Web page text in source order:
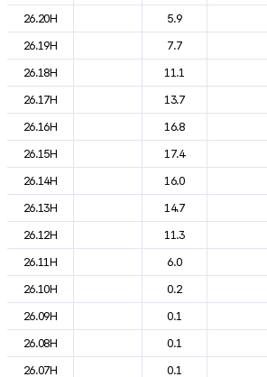
26.20H
5.9
26.19H
7.7
26.18H
11.1
26.17H
13.7
26.16H
16.8
26.15H
17.4
26.14H
16.0
26.13H
14.7
26.12H
11.3
26.11H
6.0
26.10H
0.2
26.09H
0.1
26.08H
0.1
26.07H
0.1